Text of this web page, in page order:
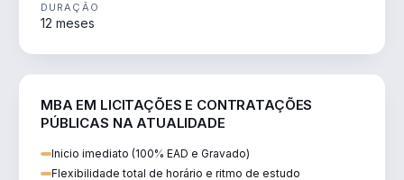
DURAÇÃO
12 meses
MBA EM LICITAÇÕES E CONTRATAÇÕES
PÚBLICAS NA ATUALIDADE
Inicio imediato (100% EAD e Gravado)
Flexibilidade total de horário e ritmo de estudo